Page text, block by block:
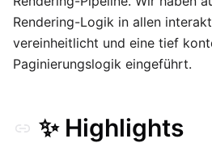
Rendering-Logik in allen
vereinheitlicht und eine tief
Paginierungslogik eingeführt.
✨ Highlights
⚡ Erstklassige Bun-
🧭 Kontextbezogene
🎨 Visuelle Verfeinerungen